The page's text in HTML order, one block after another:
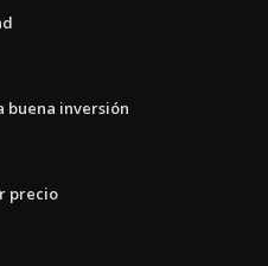
buena inversión
precio